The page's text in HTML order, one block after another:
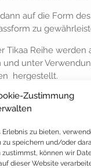
Zustimmung
zu bieten,
speichern und/oder
zustimmst, können wir
dieser Website
auf die Form
zu
Tikaa Reihe werden
unter
hergestellt.
Extra